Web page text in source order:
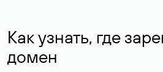
Как узнать, где
домен